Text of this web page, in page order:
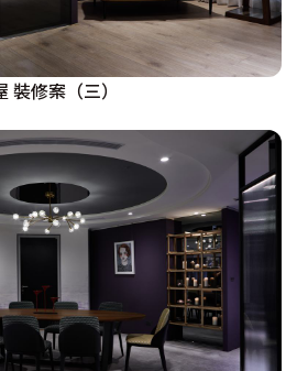
修案（三）